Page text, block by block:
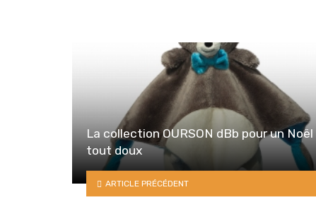
La collection OURSON dBb pour un Noël
tout doux
ARTICLE PRÉCÉDENT